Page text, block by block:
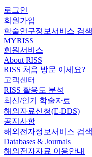
로그인
회원가입
학술연구정보서비스 검색
MYRISS
회원서비스
About RISS
RISS 처음 방문 이세요?
고객센터
RISS 활용도 분석
최신/인기 학술자료
해외자료신청(E-DDS)
공지사항
해외전자정보서비스 검색
Databases & Journals
해외전자자료 이용안내